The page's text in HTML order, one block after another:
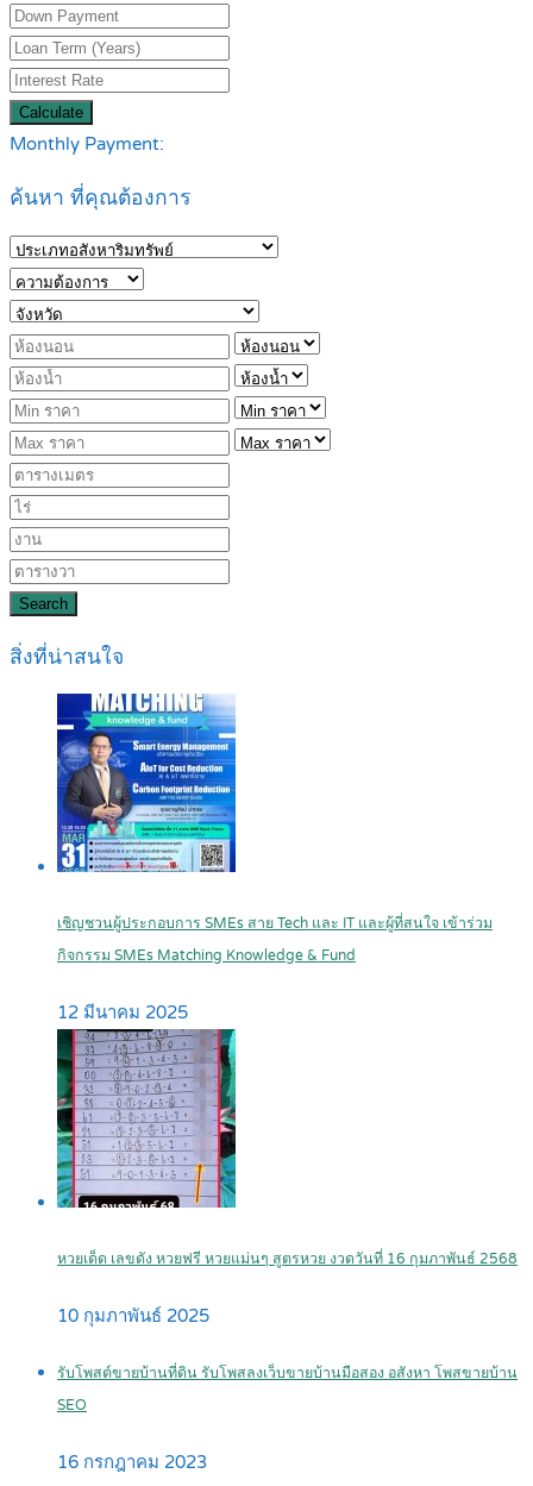
Calculate
Monthly Payment:
ค้นหา ที่คุณต้องการ
Search
สิ่งที่น่าสนใจ
เชิญชวนผู้ประกอบการ SMEs สาย Tech และ IT และผู้ที่สนใจ เข้าร่วม
กิจกรรม SMEs Matching Knowledge & Fund
12 มีนาคม 2025
หวยเด็ด เลขดัง หวยฟรี หวยแม่นๆ สูตรหวย งวดวันที่ 16 กุมภาพันธ์ 2568
10 กุมภาพันธ์ 2025
รับโพสต์ขายบ้านที่ดิน รับโพสลงเว็บขายบ้านมือสอง อสังหา โพสขายบ้าน
SEO
16 กรกฎาคม 2023